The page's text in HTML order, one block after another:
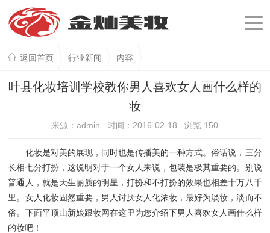
返回首页 行业新闻 内容
叶县化妆培训学校教你男人喜欢女人画什么样的
妆
来源：admin 时间：2016-02-18 浏览 150
化妆是对美的展现，同时也是传播美的一种方式。俗话说，三分
长相七分打扮，这说明对于一个女人来说，包装是极其重要的。别说
普通人，就是天生丽质的明星，打扮和不打扮的效果也相差十万八千
里。女人化妆固然重要，男人讨厌女人化浓妆，最好为淡妆，淡而不
俗。下面平顶山新娘跟妆网在这里为您介绍下男人喜欢女人画什么样
的妆吧！